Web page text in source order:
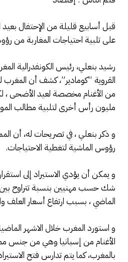
قبل أسابيع قليلة من الإحتفال
على تلبية احتياجات المغاربة من
رشيد بنعلي، رئيس الكونفدرالية
من الأغنام مخصصة لعيد الأضحى ،
مليون رأس أخرى لتلبية مطالب
و ذكر بنعلي ، في تصريحات له، أن
رؤوس الماشية لتغطية الاحتياجات.
و يمكن أن يؤدي الاستيراد إلى
الماضي ، بسبب ارتفاع أسعار العلف
الأغنام من إسبانيا وهي من جنس
بالمغرب، كما يتم تدارس فتح